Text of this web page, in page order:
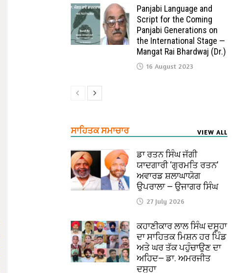
Panjabi Language and
Script for the Coming
Panjabi Generations on
the International Stage —
Mangat Rai Bhardwaj (Dr.)
16 August 2023
ਸਾਹਿਤਕ ਸਮਾਚਾਰ VIEW ALL
ਡਾ ਰਤਨ ਸਿੰਘ ਜੱਗੀ
ਯਾਦਗਾਰੀ ‘ਗੁਰਮਤਿ ਰਤਨ’
ਅਵਾਰਡ ਸ਼ਲਾਘਾਯੋਗ
ਉਪਰਾਲਾ — ਉਜਾਗਰ ਸਿੰਘ
27 July 2026
ਕਹਾਣੀਕਾਰ ਲਾਲ ਸਿੰਘ ਦਸੂਹਾ
ਦਾ ਸਾਹਿਤਕ ਮਿਸ਼ਨ ਹਰ ਪਿੰਡ
ਅਤੇ ਘਰ ਤੱਕ ਪਹੁੰਚਾਉਣ ਦਾ
ਅਹਿਦ— ਡਾ. ਅਮਰਜੀਤ
ਦਸੂਹਾ